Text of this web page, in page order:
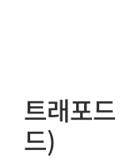
트래포
드)